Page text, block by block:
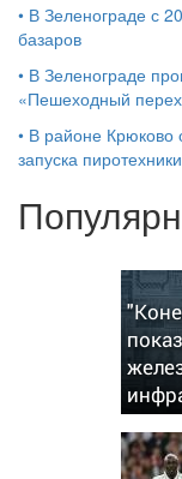
• В Зеленограде с
базаров
• В Зеленограде
«Пешеходный
• В районе Крюково
запуска пиротехники